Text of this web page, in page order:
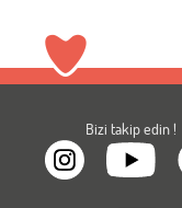
Bizi takip edin !